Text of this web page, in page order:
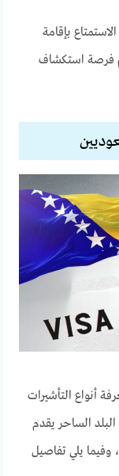
بإقامة
لهم فرصة استكشاف
أنواع التأشيرات
الساحر يقدم
وفيما يلي تفاصيل